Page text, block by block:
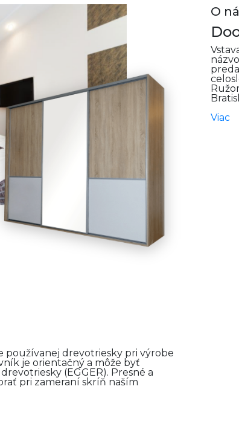
O
Viac
používanej drevotriesky pri výrobe
je orientačný a môže byť
(EGGER). Presné a
pri zameraní skríň naším